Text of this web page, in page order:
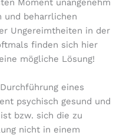
Moment unangenehm
und beharrlichen
Ungereimtheiten in der
finden sich hier
mögliche Lösung!
eines
psychisch gesund und
bzw. sich die zu
nicht in einem